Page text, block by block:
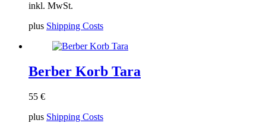
inkl. MwSt.
plus Shipping Costs
Berber Korb Tara
55 €
plus Shipping Costs